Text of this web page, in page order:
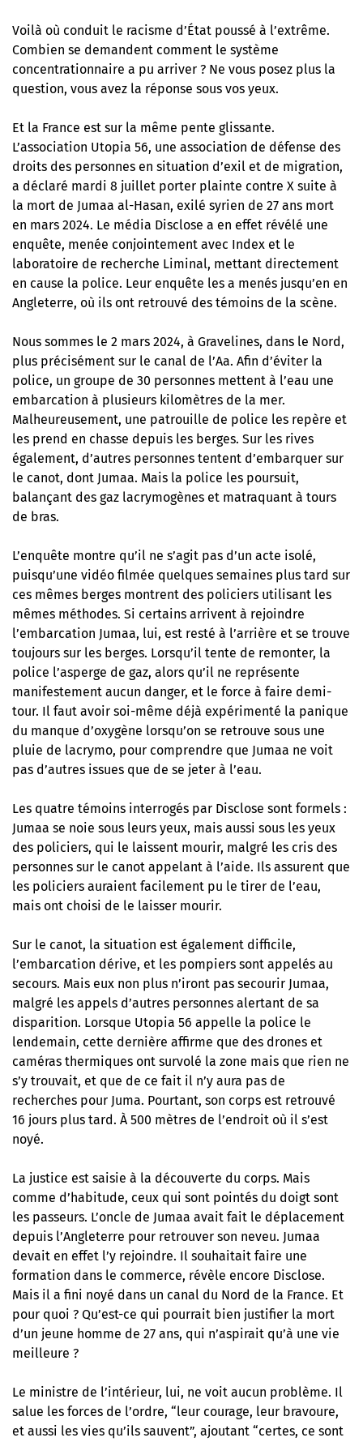
Voilà où conduit le racisme d’État poussé à l’extrême.
Combien se demandent comment le système
concentrationnaire a pu arriver ? Ne vous posez plus la
question, vous avez la réponse sous vos yeux.
Et la France est sur la même pente glissante.
L’association Utopia 56, une association de défense des
droits des personnes en situation d’exil et de migration,
a déclaré mardi 8 juillet porter plainte contre X suite à
la mort de Jumaa al-Hasan, exilé syrien de 27 ans mort
en mars 2024. Le média Disclose a en effet révélé une
enquête, menée conjointement avec Index ‬et le
laboratoire de recherche Liminal, mettant directement
en cause la police. Leur enquête les a menés jusqu’en en
Angleterre, où ils ont retrouvé des témoins de la scène.
Nous sommes le 2 mars 2024, à Gravelines, dans le Nord,
plus précisément sur le canal de l’Aa. Afin d’éviter la
police, un groupe de 30 personnes mettent à l’eau une
embarcation à plusieurs kilomètres de la mer.
Malheureusement, une patrouille de police les repère et
les prend en chasse depuis les berges. Sur les rives
également, d’autres personnes tentent d’embarquer sur
le canot, dont Jumaa. Mais la police les poursuit,
balançant des gaz lacrymogènes et matraquant à tours
de bras.
L’enquête montre qu’il ne s’agit pas d’un acte isolé,
puisqu’une vidéo filmée quelques semaines plus tard sur
ces mêmes berges montrent des policiers utilisant les
mêmes méthodes. Si certains arrivent à rejoindre
l’embarcation Jumaa, lui, est resté à l’arrière et se trouve
toujours sur les berges. Lorsqu’il tente de remonter, la
police l’asperge de gaz, alors qu’il ne représente
manifestement aucun danger, et le force à faire demi-
tour. Il faut avoir soi-même déjà expérimenté la panique
du manque d’oxygène lorsqu’on se retrouve sous une
pluie de lacrymo, pour comprendre que Jumaa ne voit
pas d’autres issues que de se jeter à l’eau.
Les quatre témoins interrogés par Disclose sont formels :
Jumaa se noie sous leurs yeux, mais aussi sous les yeux
des policiers, qui le laissent mourir, malgré les cris des
personnes sur le canot appelant à l’aide. Ils assurent que
les policiers auraient facilement pu le tirer de l’eau,
mais ont choisi de le laisser mourir.
Sur le canot, la situation est également difficile,
l’embarcation dérive, et les pompiers sont appelés au
secours. Mais eux non plus n’iront pas secourir Jumaa,
malgré les appels d’autres personnes alertant de sa
disparition. Lorsque Utopia 56 appelle la police le
lendemain, cette dernière affirme que des drones et
caméras thermiques ont survolé la zone mais que rien ne
s’y trouvait, et que de ce fait il n’y aura pas de
recherches pour Juma. Pourtant, son corps est retrouvé
16 jours plus tard. À 500 mètres de l’endroit où il s’est
noyé.
La justice est saisie à la découverte du corps. Mais
comme d’habitude, ceux qui sont pointés du doigt sont
les passeurs. L’oncle de Jumaa avait fait le déplacement
depuis l’Angleterre pour retrouver son neveu. Jumaa
devait en effet l’y rejoindre. Il souhaitait faire une
formation dans le commerce, révèle encore Disclose.
Mais il a fini noyé dans un canal du Nord de la France. Et
pour quoi ? Qu’est-ce qui pourrait bien justifier la mort
d’un jeune homme de 27 ans, qui n’aspirait qu’à une vie
meilleure ?
Le ministre de l’intérieur, lui, ne voit aucun problème. Il
salue les forces de l’ordre, “leur courage, leur bravoure,
et aussi les vies qu’ils sauvent”, ajoutant “certes, ce sont